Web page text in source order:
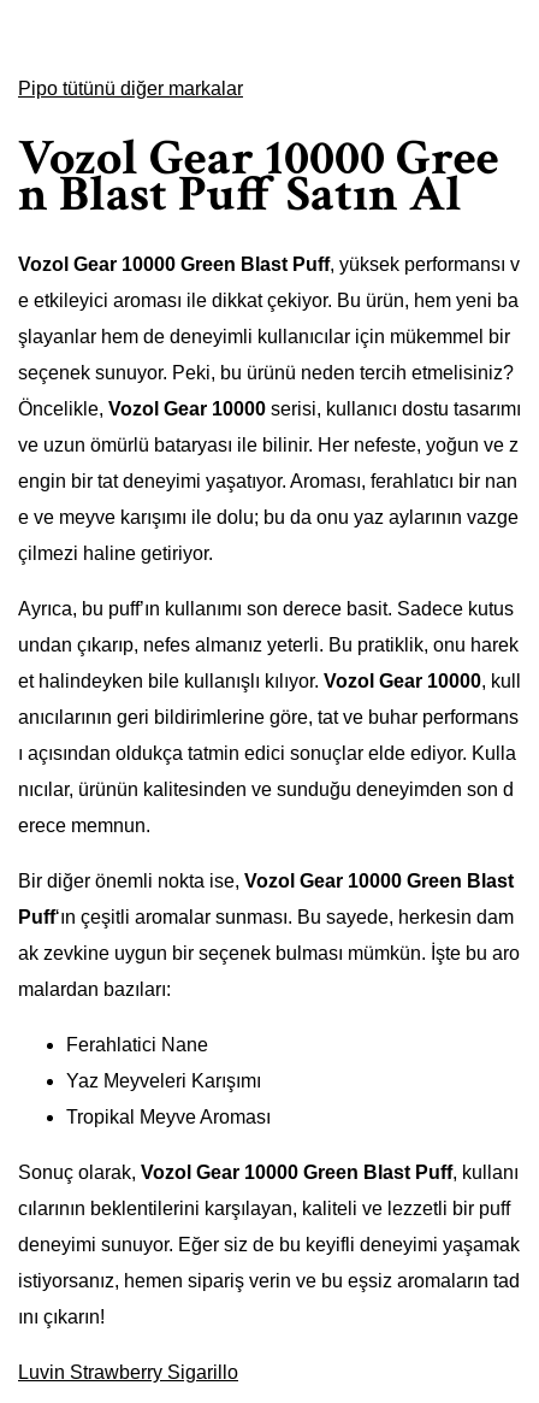
Pipo tütünü diğer markalar
Vozol Gear 10000 Gree
n Blast Puff Satın Al
Vozol Gear 10000 Green Blast Puff, yüksek performansı v
e etkileyici aroması ile dikkat çekiyor. Bu ürün, hem yeni ba
şlayanlar hem de deneyimli kullanıcılar için mükemmel bir
seçenek sunuyor. Peki, bu ürünü neden tercih etmelisiniz?
Öncelikle, Vozol Gear 10000 serisi, kullanıcı dostu tasarımı
ve uzun ömürlü bataryası ile bilinir. Her nefeste, yoğun ve z
engin bir tat deneyimi yaşatıyor. Aroması, ferahlatıcı bir nan
e ve meyve karışımı ile dolu; bu da onu yaz aylarının vazge
çilmezi haline getiriyor.
Ayrıca, bu puff’ın kullanımı son derece basit. Sadece kutus
undan çıkarıp, nefes almanız yeterli. Bu pratiklik, onu harek
et halindeyken bile kullanışlı kılıyor. Vozol Gear 10000, kull
anıcılarının geri bildirimlerine göre, tat ve buhar performans
ı açısından oldukça tatmin edici sonuçlar elde ediyor. Kulla
nıcılar, ürünün kalitesinden ve sunduğu deneyimden son d
erece memnun.
Bir diğer önemli nokta ise, Vozol Gear 10000 Green Blast
Puff‘ın çeşitli aromalar sunması. Bu sayede, herkesin dam
ak zevkine uygun bir seçenek bulması mümkün. İşte bu aro
malardan bazıları:
Ferahlatici Nane
Yaz Meyveleri Karışımı
Tropikal Meyve Aroması
Sonuç olarak, Vozol Gear 10000 Green Blast Puff, kullanı
cılarının beklentilerini karşılayan, kaliteli ve lezzetli bir puff
deneyimi sunuyor. Eğer siz de bu keyifli deneyimi yaşamak
istiyorsanız, hemen sipariş verin ve bu eşsiz aromaların tad
ını çıkarın!
Luvin Strawberry Sigarillo